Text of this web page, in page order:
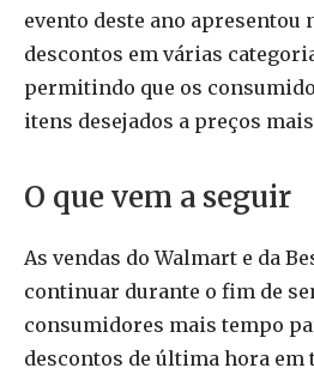
evento deste ano apresentou
descontos em várias
permitindo que os
itens desejados a preços
O que vem a seguir
As vendas do Walmart e da
continuar durante o fim de
consumidores mais tempo
descontos de última hora em